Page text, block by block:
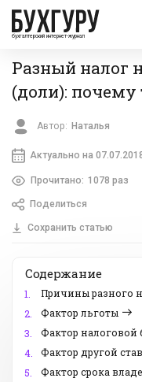
бухгалтерский интернет-журнал
Разный налог
(доли): почему
Автор: Наталья
Актуально на
Прочитано: 1078 раз
Поделиться
Сохранить статью
Содержание
1.
Причины разного
2.
Фактор льготы
3.
Фактор налоговой
4.
Фактор другой
5.
Фактор срока